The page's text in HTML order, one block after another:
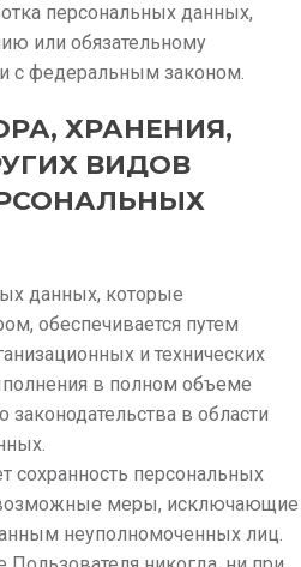
персональных данных,
или обязательному
с федеральным законом.
ХРАНЕНИЯ,
ВИДОВ
данных, которые
обеспечивается путем
и технических
в полном объеме
в области
сохранность персональных
меры, исключающие
неуполномоченных лиц.